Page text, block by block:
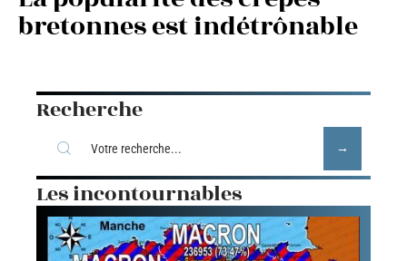
bretonnes est indétrônable
Recherche
Les incontournables